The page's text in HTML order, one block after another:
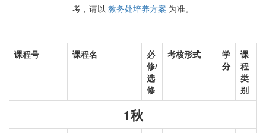
考，请以 教务处培养方案 为准。
课程号 课程名
必
修/
选
修
考核形式
学
分
课
程
类
别
1秋